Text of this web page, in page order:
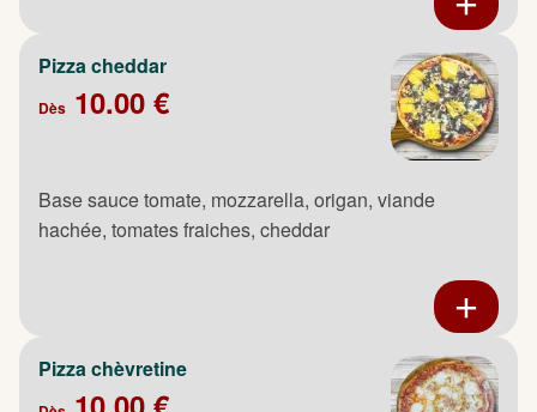
Pizza cheddar
Dès 10.00 €
Base sauce tomate, mozzarella, origan, viande
hachée, tomates fraiches, cheddar
Pizza chèvretine